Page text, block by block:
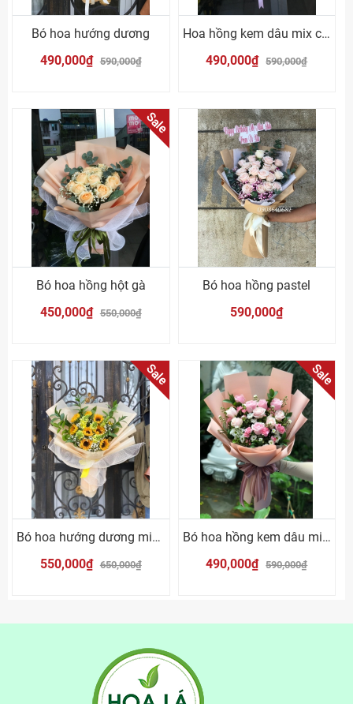
Bó hoa hướng dương
490,000₫ 590,000₫
Hoa hồng kem dâu mix cẩm chướng hồng
490,000₫ 590,000₫
Sale
Bó hoa hồng hột gà
450,000₫ 550,000₫
Bó hoa hồng pastel
590,000₫
Sale
Bó hoa hướng dương mix mõm sói vàng
550,000₫ 650,000₫
Sale
Bó hoa hồng kem dâu mix cúc trắng
490,000₫ 590,000₫